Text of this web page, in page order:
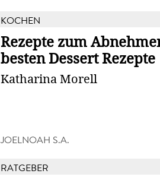
KOCHEN
Rezepte zum
besten Dessert Rezepte
Katharina Morell
JOELNOAH S.A.
RATGEBER